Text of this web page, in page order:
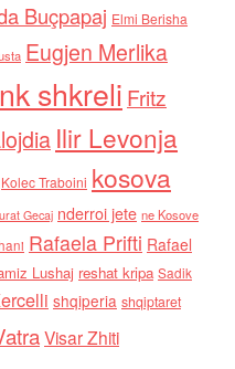
Buçpapaj Elmi Berisha
Eugjen Merlika
shkreli Fritz
Ilir Levonja
Kolec Traboini kosova
Gecaj nderroi jete ne Kosove
Rafaela Prifti Rafael
Lushaj reshat kripa Sadik
shqiperia shqiptaret
Visar Zhiti